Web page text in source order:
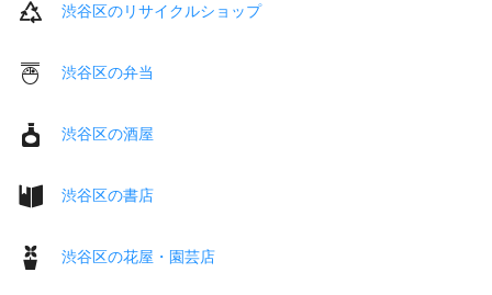
渋谷区のリサイクルショップ
渋谷区の弁当
渋谷区の酒屋
渋谷区の書店
渋谷区の花屋・園芸店